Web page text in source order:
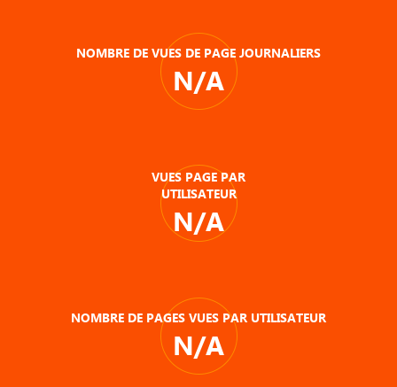
NOMBRE DE VUES DE PAGE JOURNALIERS
N/A
VUES PAGE PAR
UTILISATEUR
N/A
NOMBRE DE PAGES VUES PAR UTILISATEUR
N/A